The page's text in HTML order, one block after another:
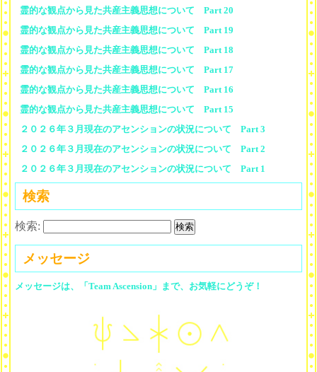
霊的な観点から見た共産主義思想について Part 20
霊的な観点から見た共産主義思想について Part 19
霊的な観点から見た共産主義思想について Part 18
霊的な観点から見た共産主義思想について Part 17
霊的な観点から見た共産主義思想について Part 16
霊的な観点から見た共産主義思想について Part 15
２０２６年３月現在のアセンションの状況について Part 3
２０２６年３月現在のアセンションの状況について Part 2
２０２６年３月現在のアセンションの状況について Part 1
検索
検索:
メッセージ
メッセージは、「Team Ascension」まで、お気軽にどうぞ！